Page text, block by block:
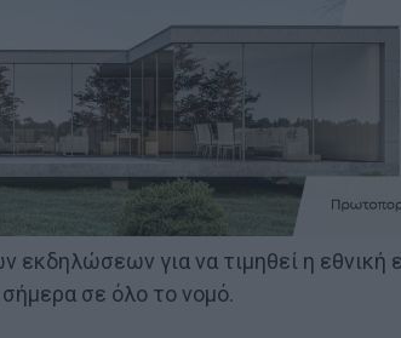
εκδηλώσεων για να τιμηθεί η εθνική
σε όλο το νομό.